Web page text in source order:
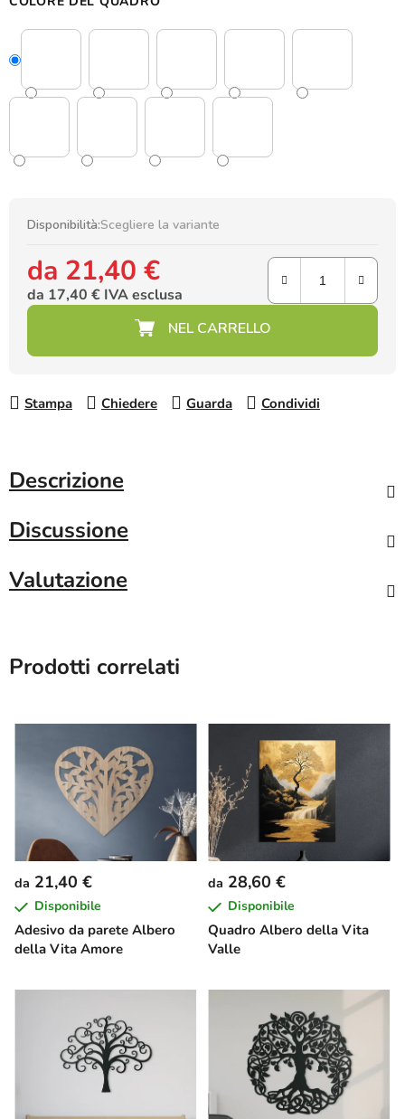
Disponibilità:Scegliere la variante
da 21,40 €
da 17,40 € IVA esclusa
Prezzo della misura:
Stampa Chiedere Guarda Condividi
Descrizione
Discussione
Valutazione
Prodotti correlati
Adesivo da parete Albero
della Vita Amore
da 21,40 €
Disponibile
Quadro Albero della Vita
Valle
da 28,60 €
Disponibile